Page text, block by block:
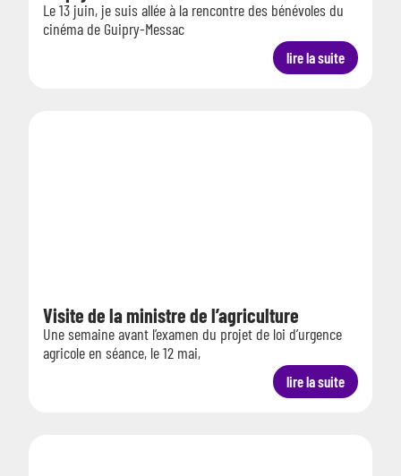
Le 13 juin, je suis allée à la rencontre des bénévoles du
cinéma de Guipry-Messac
lire la suite
Visite de la ministre de l’agriculture
Une semaine avant l’examen du projet de loi d’urgence
agricole en séance, le 12 mai,
lire la suite